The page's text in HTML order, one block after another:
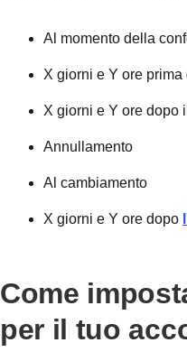
Al momento della
X giorni e Y ore
X giorni e Y ore dopo
Annullamento
Al cambiamento
X giorni e Y ore dopo
Come
per il tuo